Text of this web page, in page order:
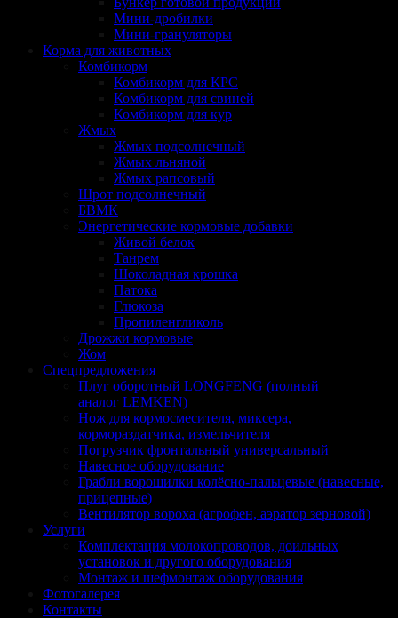
Мини-дробилки
Мини-грануляторы
Корма для животных
Комбикорм
Комбикорм для КРС
Комбикорм для свиней
Комбикорм для кур
Жмых
Жмых подсолнечный
Жмых льняной
Жмых рапсовый
Шрот подсолнечный
БВМК
Энергетические кормовые добавки
Живой белок
Танрем
Шоколадная крошка
Патока
Глюкоза
Пропиленгликоль
Дрожжи кормовые
Жом
Спецпредложения
Плуг оборотный LONGFENG (полный
аналог LEMKEN)
Нож для кормосмесителя, миксера,
кормораздатчика, измельчителя
Погрузчик фронтальный универсальный
Навесное оборудование
Грабли ворошилки колёсно-пальцевые (навесные,
прицепные)
Вентилятор вороха (агрофен, аэратор зерновой)
Услуги
Комплектация молокопроводов, доильных
установок и другого оборудования
Монтаж и шефмонтаж оборудования
Фотогалерея
Контакты